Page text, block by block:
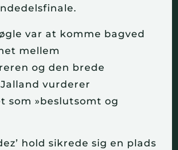
var at komme bagved
mellem
og den brede
vurderer
som »beslutsomt og
hold sikrede sig en plads